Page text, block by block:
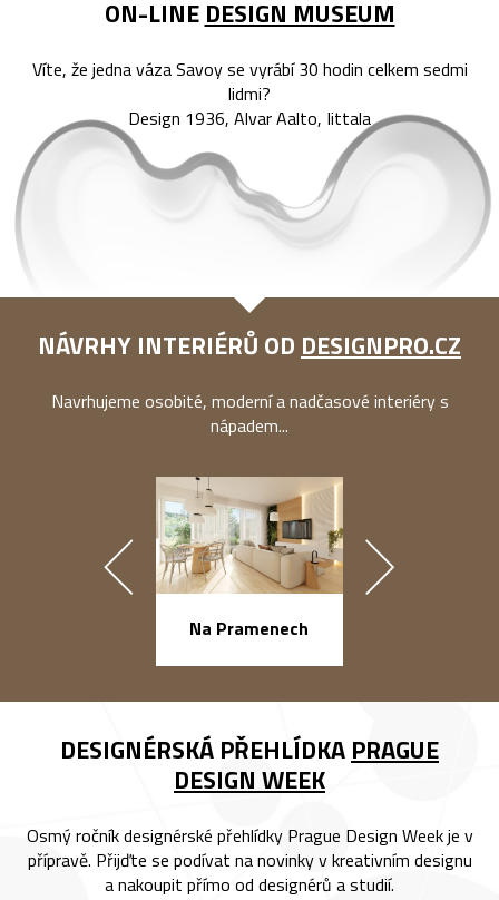
ON-LINE DESIGN MUSEUM
Víte, že jedna váza Savoy se vyrábí 30 hodin celkem sedmi
lidmi?
Design 1936, Alvar Aalto, Iittala
NÁVRHY INTERIÉRŮ OD DESIGNPRO.CZ
Navrhujeme osobité, moderní a nadčasové interiéry s
nápadem...
Na Pramenech
DESIGNÉRSKÁ PŘEHLÍDKA PRAGUE
DESIGN WEEK
Osmý ročník designérské přehlídky Prague Design Week je v
přípravě. Přijďte se podívat na novinky v kreativním designu
a nakoupit přímo od designérů a studií.